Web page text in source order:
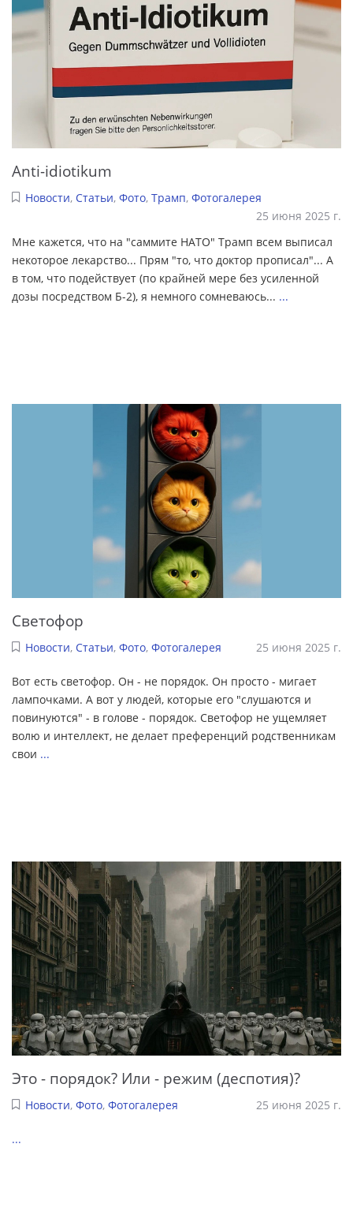
Anti-idiotikum
Новости, Статьи, Фото, Трамп, Фотогалерея
25 июня 2025 г.
Мне кажется, что на "саммите НАТО" Трамп всем выписал
некоторое лекарство... Прям "то, что доктор прописал"... А
в том, что подействует (по крайней мере без усиленной
дозы посредством Б-2), я немного сомневаюсь... ...
Светофор
Новости, Статьи, Фото, Фотогалерея 25 июня 2025 г.
Вот есть светофор. Он - не порядок. Он просто - мигает
лампочками. А вот у людей, которые его "слушаются и
повинуются" - в голове - порядок. Светофор не ущемляет
волю и интеллект, не делает преференций родственникам
свои ...
Это - порядок? Или - режим (деспотия)?
Новости, Фото, Фотогалерея 25 июня 2025 г.
...